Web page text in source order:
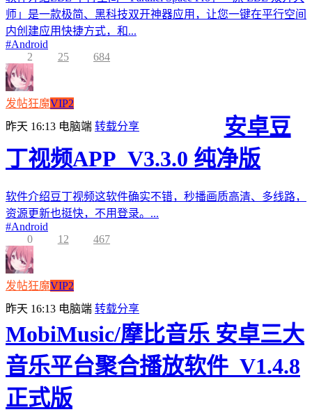
师」是一款极简、黑科技双开神器应用，让您一键在平行空间
内创建应用快捷方式，和...
#Android
2
25 684
发帖狂魔VIP2
昨天 16:13 电脑端 转载分享
安卓豆
丁视频APP_V3.3.0 纯净版
软件介绍豆丁视频这软件确实不错，秒播画质高清、多线路，
资源更新也挺快，不用登录。...
#Android
0
12 467
发帖狂魔VIP2
昨天 16:13 电脑端 转载分享
MobiMusic/摩比音乐 安卓三大
音乐平台聚合播放软件_V1.4.8
正式版